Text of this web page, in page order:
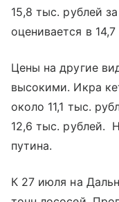
15,8 тыс. рублей
оценивается в
Цены на другие
высокими. Икра
около 11,1 тыс.
12,6 тыс. рублей.
путина.
К 27 июля на